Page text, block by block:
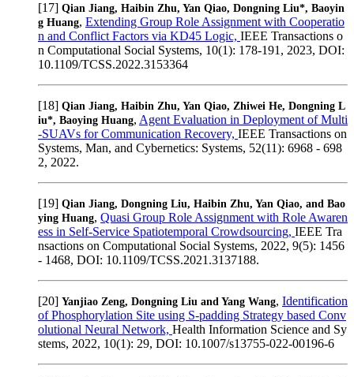
[17] Qian Jiang, Haibin Zhu, Yan Qiao, Dongning Liu*, Baoyin
g Huang, Extending Group Role Assignment with Cooperatio
n and Conflict Factors via KD45 Logic, IEEE Transactions o
n Computational Social Systems, 10(1): 178-191, 2023, DOI:
10.1109/TCSS.2022.3153364
[18] Qian Jiang, Haibin Zhu, Yan Qiao, Zhiwei He, Dongning L
iu*, Baoying Huang, Agent Evaluation in Deployment of Multi
-SUAVs for Communication Recovery, IEEE Transactions on
Systems, Man, and Cybernetics: Systems, 52(11): 6968 - 698
2, 2022.
[19] Qian Jiang, Dongning Liu, Haibin Zhu, Yan Qiao, and Bao
ying Huang, Quasi Group Role Assignment with Role Awaren
ess in Self-Service Spatiotemporal Crowdsourcing, IEEE Tra
nsactions on Computational Social Systems, 2022, 9(5): 1456
- 1468, DOI: 10.1109/TCSS.2021.3137188.
[20] Yanjiao Zeng, Dongning Liu and Yang Wang, Identification
of Phosphorylation Site using S-padding Strategy based Conv
olutional Neural Network, Health Information Science and Sy
stems, 2022, 10(1): 29, DOI: 10.1007/s13755-022-00196-6